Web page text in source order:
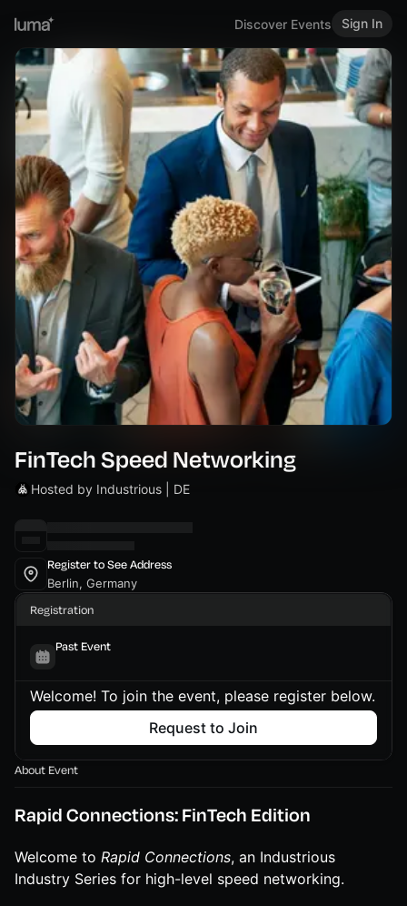
Discover Events Sign In
FinTech Speed Networking
Hosted by Industrious | DE
Register to See Address
Berlin, Germany
Registration
Past Event
Welcome! To join the event, please register below.
Request to Join
About Event
Rapid Connections: FinTech Edition
Welcome to Rapid Connections, an Industrious
Industry Series for high-level speed networking.